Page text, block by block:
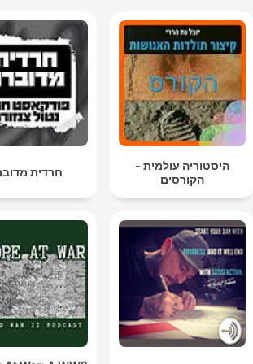
היסטוריה עולמית -
הקורסים
חרדית